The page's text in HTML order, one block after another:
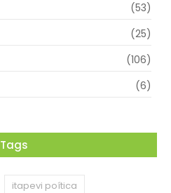
(53)
(25)
(106)
(6)
Tags
itapevi poítica